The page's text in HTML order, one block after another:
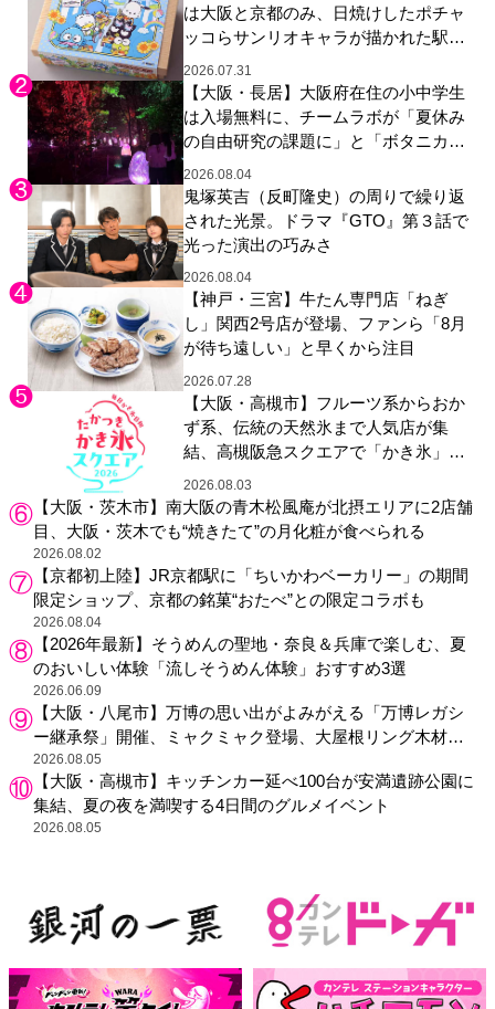
は大阪と京都のみ、日焼けしたポチャ
ッコらサンリオキャラが描かれた駅弁
やグッズが登場
2026.07.31
【大阪・長居】大阪府在住の小中学生
は入場無料に、チームラボが「夏休み
の自由研究の課題に」と「ボタニカル
ガーデン 大阪」へ招待
2026.08.04
鬼塚英吉（反町隆史）の周りで繰り返
された光景。ドラマ『GTO』第３話で
光った演出の巧みさ
2026.08.04
【神戸・三宮】牛たん専門店「ねぎ
し」関西2号店が登場、ファンら「8月
が待ち遠しい」と早くから注目
2026.07.28
【大阪・高槻市】フルーツ系からおか
ず系、伝統の天然氷まで人気店が集
結、高槻阪急スクエアで「かき氷」祭
り
2026.08.03
【大阪・茨木市】南大阪の青木松風庵が北摂エリアに2店舗
目、大阪・茨木でも“焼きたて”の月化粧が食べられる
2026.08.02
【京都初上陸】JR京都駅に「ちいかわベーカリー」の期間
限定ショップ、京都の銘菓“おたべ”との限定コラボも
2026.08.04
【2026年最新】そうめんの聖地・奈良＆兵庫で楽しむ、夏
のおいしい体験「流しそうめん体験」おすすめ3選
2026.06.09
【大阪・八尾市】万博の思い出がよみがえる「万博レガシ
ー継承祭」開催、ミャクミャク登場、大屋根リング木材展
示も
2026.08.05
【大阪・高槻市】キッチンカー延べ100台が安満遺跡公園に
集結、夏の夜を満喫する4日間のグルメイベント
2026.08.05